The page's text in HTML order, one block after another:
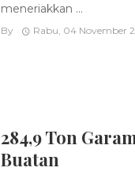
meneriakkan ...
By Rabu, 04 November
284,9 Ton
Buatan